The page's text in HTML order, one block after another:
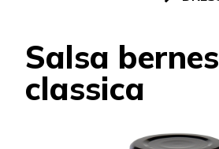
Salsa
classica